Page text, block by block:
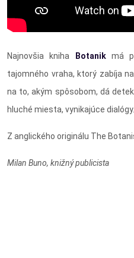
Najnovšia kniha Botanikmá
tajomného vraha, ktorý zabíja
na to, akým spôsobom, dá
hluché miesta, vynikajúce dialógy.
Z anglického originálu The
Milan Buno, knižný publicista